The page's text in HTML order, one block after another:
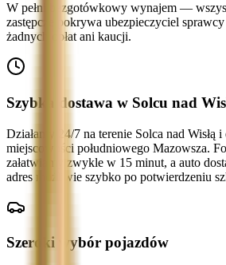
W pełni bezgotówkowy wynajem —
zastępcze pokrywa ubezpieczyciel
żadnych opłat ani kaucji.
Szybka dostawa w Solcu nad
Działamy 24/7 na terenie Solca nad Wisłą
miejscowości południowego Mazowsza.
załatwiamy zwykle w 15 minut, a auto
adres możliwie szybko po potwierdzeniu
Szeroki wybór pojazdów